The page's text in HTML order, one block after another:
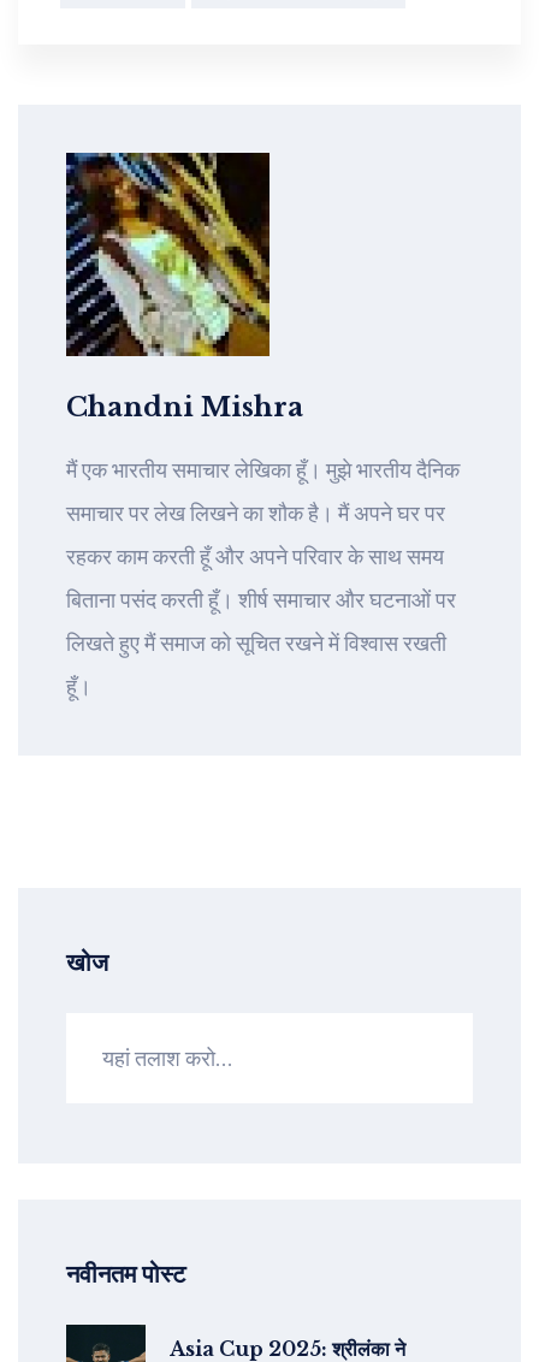
Chandni Mishra
मैं एक भारतीय समाचार लेखिका हूँ। मुझे भारतीय दैनिक
समाचार पर लेख लिखने का शौक है। मैं अपने घर पर
रहकर काम करती हूँ और अपने परिवार के साथ समय
बिताना पसंद करती हूँ। शीर्ष समाचार और घटनाओं पर
लिखते हुए मैं समाज को सूचित रखने में विश्वास रखती
हूँ।
खोज
नवीनतम पोस्ट
Asia Cup 2025: श्रीलंका ने